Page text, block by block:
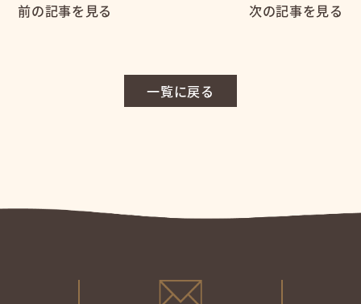
前の記事を見る
一覧に戻る
次の記事を見る